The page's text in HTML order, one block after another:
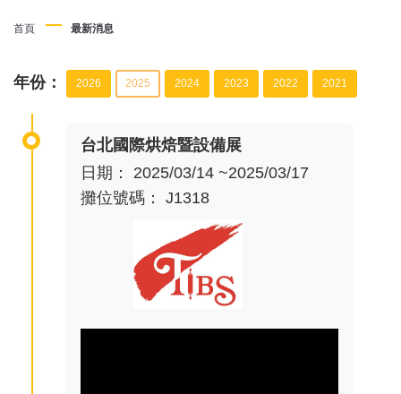
首頁 最新消息
年份： 2026 2025 2024 2023 2022 2021
台北國際烘焙暨設備展
日期： 2025/03/14 ~2025/03/17
攤位號碼： J1318